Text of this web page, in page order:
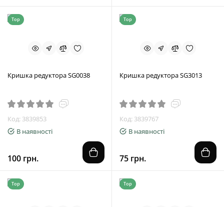
Top
Кришка редуктора SG0038
Код: 3839853
В наявності
100 грн.
Top
Кришка редуктора SG3013
Код: 3839767
В наявності
75 грн.
Top Top